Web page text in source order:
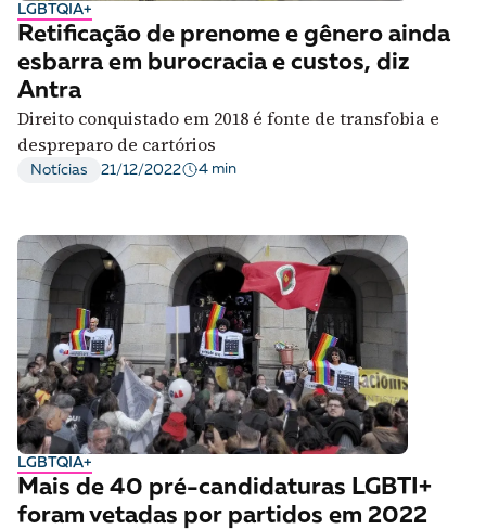
LGBTQIA+
Retificação de prenome e gênero ainda
esbarra em burocracia e custos, diz
Antra
Direito conquistado em 2018 é fonte de transfobia e
despreparo de cartórios
Notícias 21/12/2022 4 min
LGBTQIA+
Mais de 40 pré-candidaturas LGBTI+
foram vetadas por partidos em 2022